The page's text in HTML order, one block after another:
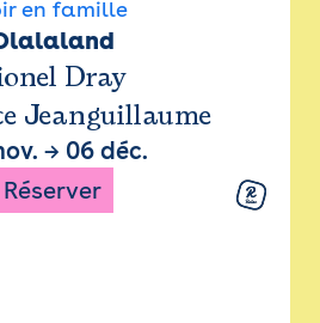
en famille
Dray
Jeanguillaume
→ 06 déc.
Réserver